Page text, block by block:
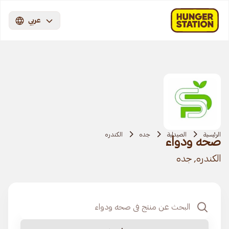
عربي
الرئيسية الصيدلية جده الكندره
صحه ودواء
الكندره, جده